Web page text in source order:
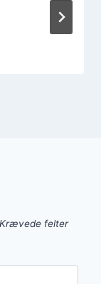
Krævede felter